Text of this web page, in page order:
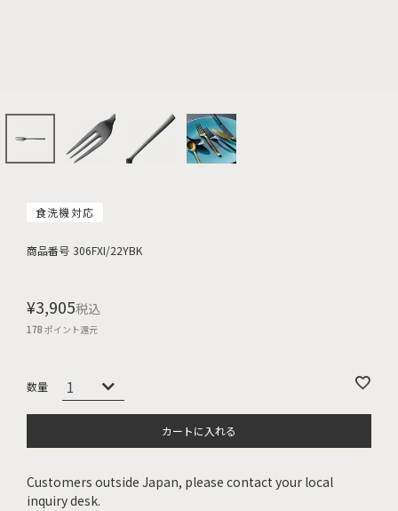
食洗機対応
商品番号 306FXI/22YBK
¥3,905税込
178ポイント還元
カートに入れる
Customers outside Japan, please contact your local
inquiry desk.